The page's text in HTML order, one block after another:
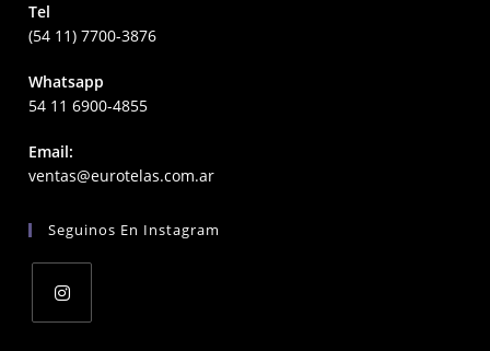
Tel
(54 11) 7700-3876
Whatsapp
54 11 6900-4855
Email:
ventas@eurotelas.com.arOpens
application
Seguinos En Instagram